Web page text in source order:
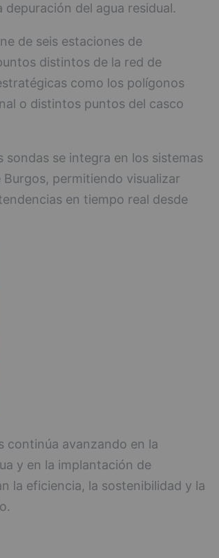
del agua residual.
de seis estaciones de
distintos de la red de
como los polígonos
o distintos puntos del casco
se integra en los sistemas
permitiendo visualizar
en tiempo real desde
continúa avanzando en la
y en la implantación de
la eficiencia, la sostenibilidad y la